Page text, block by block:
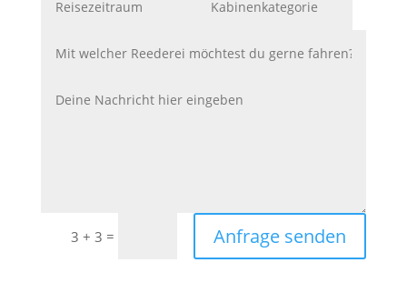
3 + 3 = Anfrage senden